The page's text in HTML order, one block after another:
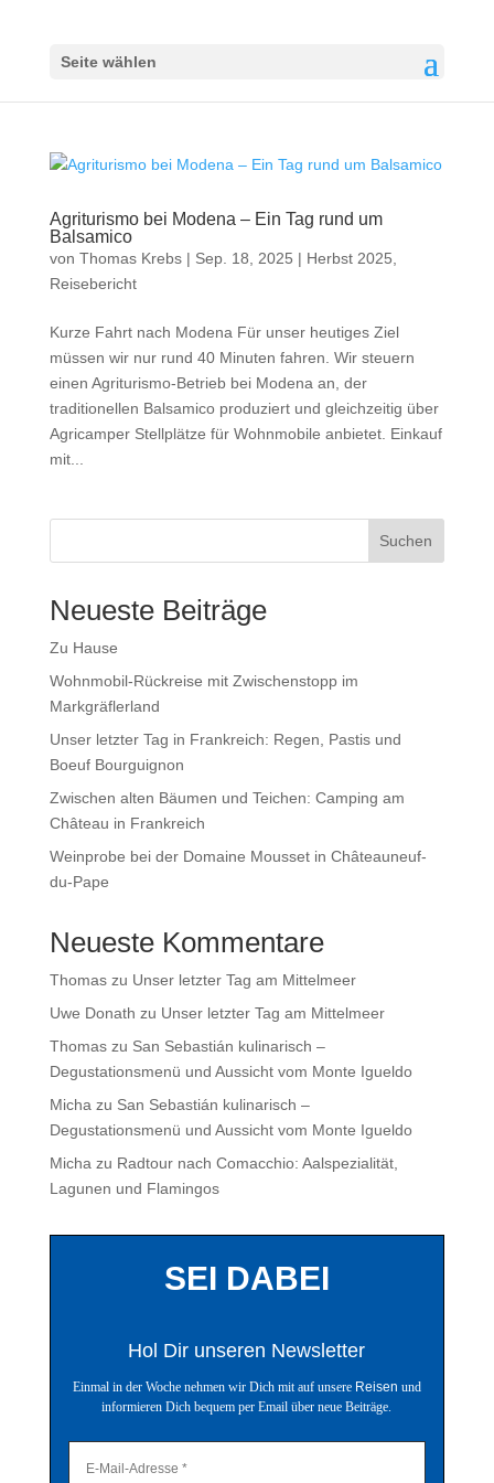
Seite wählen
Agriturismo bei Modena – Ein Tag rund um
Balsamico
von Thomas Krebs| Sep. 18, 2025 | Herbst 2025
Reisebericht
Kurze Fahrt nach Modena Für unser heutiges Ziel
müssen wir nur rund 40 Minuten fahren. Wir steuern
einen Agriturismo-Betrieb bei Modena an, der
traditionellen Balsamico produziert und gleichzeitig über
Agricamper Stellplätze für Wohnmobile anbietet. Einkauf
mit...
Suchen
Neueste Beiträge
Zu Hause
Wohnmobil-Rückreise mit Zwischenstopp im
Markgräflerland
Unser letzter Tag in Frankreich: Regen, Pastis und
Boeuf Bourguignon
Zwischen alten Bäumen und Teichen: Camping am
Château in Frankreich
Weinprobe bei der Domaine Mousset in Châteauneuf-
du-Pape
Neueste Kommentare
Thomaszu Unser letzter Tag am Mittelmeer
Uwe Donath zu Unser letzter Tag am Mittelmeer
Thomaszu San Sebastián kulinarisch –
Degustationsmenü und Aussicht vom Monte Igueldo
Micha zu San Sebastián kulinarisch –
Degustationsmenü und Aussicht vom Monte Igueldo
Micha zu Radtour nach Comacchio: Aalspezialität,
Lagunen und Flamingos
SEI DABEI
Hol Dir unseren Newsletter
Einmal in der Woche nehmen wir Dich mit auf unsere Reisen und
informieren Dich bequem per Email über neue Beiträge.